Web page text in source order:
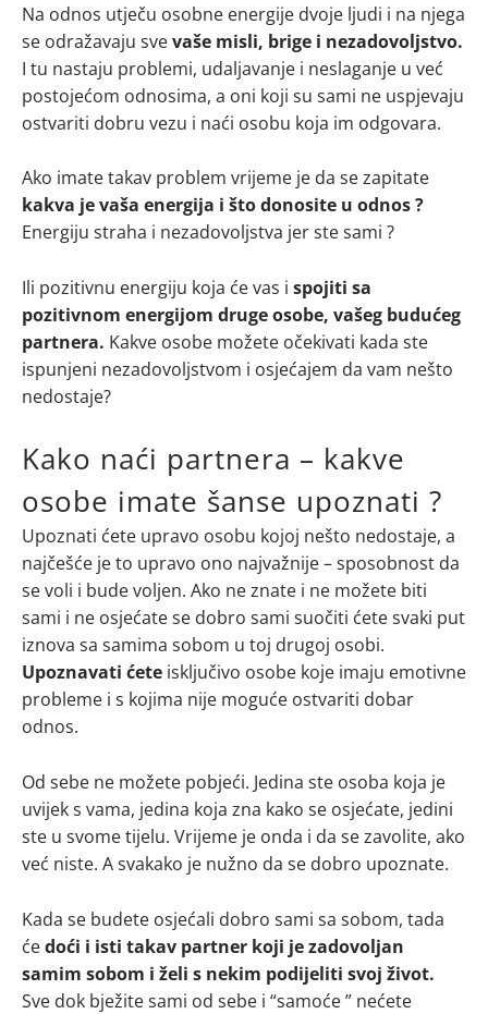
Na odnos utječu osobne energije dvoje ljudi i na njega
se odražavaju svevaše misli, brige i nezadovoljstvo.
I tu nastaju problemi, udaljavanje i neslaganje u već
postojećom odnosima, a oni koji su sami ne uspjevaju
ostvariti dobru vezu i naći osobu koja im odgovara.
Ako imate takav problem vrijeme je da se zapitate
kakva je vaša energija i što donosite u odnos ?
Energiju straha i nezadovoljstva jer ste sami ?
Ili pozitivnu energiju koja će vas i spojiti sa
pozitivnom energijom druge osobe, vašeg budućeg
partnera. Kakve osobe možete očekivati kada ste
ispunjeni nezadovoljstvom i osjećajem da vam nešto
nedostaje?
Kako naći partnera – kakve
osobe imate šanse upoznati ?
Upoznati ćete upravo osobu kojoj nešto nedostaje, a
najčešće je to upravo ono najvažnije – sposobnost da
se voli i bude voljen. Ako ne znate i ne možete biti
sami i ne osjećate se dobro sami suočiti ćete svaki put
iznova sa samima sobom u toj drugoj osobi.
Upoznavati ćete isključivo osobe koje imaju emotivne
probleme i s kojima nije moguće ostvariti dobar
odnos.
Od sebe ne možete pobjeći. Jedina ste osoba koja je
uvijek s vama, jedina koja zna kako se osjećate, jedini
ste u svome tijelu. Vrijeme je onda i da se zavolite, ako
već niste. A svakako je nužno da se dobro upoznate.
Kada se budete osjećali dobro sami sa sobom, tada
ćedoći i isti takav partner koji je zadovoljan
samim sobom i želi s nekim podijeliti svoj život.
Sve dok bježite sami od sebe i “samoće ” nećete